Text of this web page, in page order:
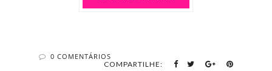
0 COMENTÁRIOS
COMPARTILHE: